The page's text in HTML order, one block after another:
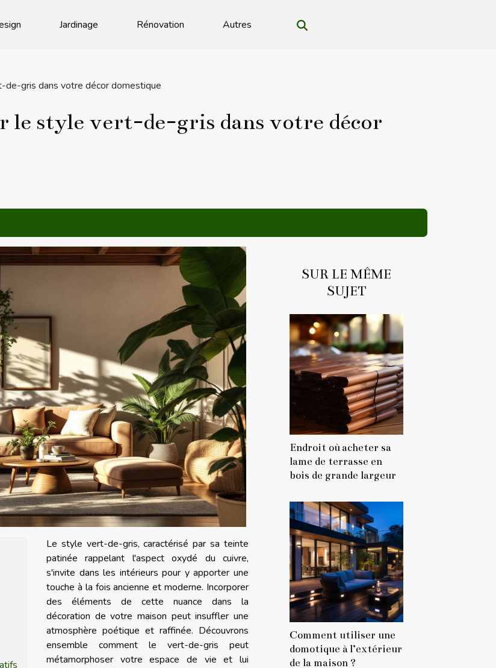
Jardinage Rénovation Autres
de-gris dans votre décor domestique
le style vert-de-gris dans votre décor
Le style vert-de-gris, caractérisé par sa teinte
patinée rappelant l'aspect oxydé du cuivre,
s'invite dans les intérieurs pour y apporter une
touche à la fois ancienne et moderne. Incorporer
des éléments de cette nuance dans la
décoration de votre maison peut insuffler une
atmosphère poétique et raffinée. Découvrons
ensemble comment le vert-de-gris peut
métamorphoser votre espace de vie et lui
SUR LE MÊME
SUJET
Endroit où acheter sa
lame de terrasse en
bois de grande largeur
Comment utiliser une
domotique à l’extérieur
de la maison ?